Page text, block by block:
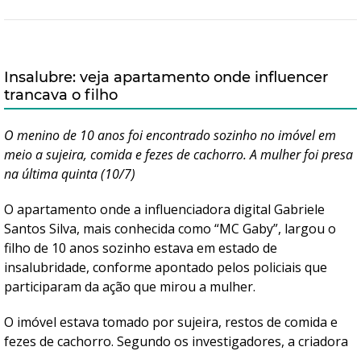
Insalubre: veja apartamento onde influencer
trancava o filho
O menino de 10 anos foi encontrado sozinho no imóvel em
meio a sujeira, comida e fezes de cachorro. A mulher foi presa
na última quinta (10/7)
O apartamento onde a influenciadora digital Gabriele
Santos Silva, mais conhecida como “MC Gaby”, largou o
filho de 10 anos sozinho estava em estado de
insalubridade, conforme apontado pelos policiais que
participaram da ação que mirou a mulher.
O imóvel estava tomado por sujeira, restos de comida e
fezes de cachorro. Segundo os investigadores, a criadora